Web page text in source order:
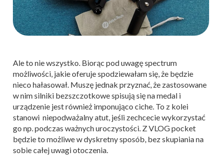
Ale to nie wszystko. Biorąc pod uwagę spectrum
możliwości, jakie oferuje spodziewałam się, że będzie
nieco hałasował. Muszę jednak przyznać, że zastosowane
w nim silniki bezszczotkowe spisują się na medal i
urządzenie jest również imponująco ciche. To z kolei
stanowi niepodważalny atut, jeśli zechcecie wykorzystać
go np. podczas ważnych uroczystości. Z VLOG pocket
będzie to możliwe w dyskretny sposób, bez skupiania na
sobie całej uwagi otoczenia.